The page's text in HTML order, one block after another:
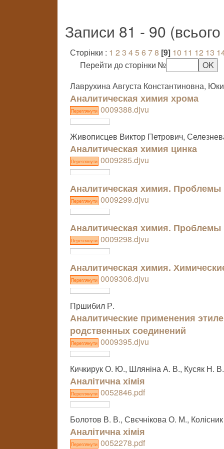
Записи 81 - 90
Сторінки : 1 2 3 45 6 78 [9] 10 11 12 13
Перейти до сторінки №
Лаврухина Августа Константиновна,
Аналитическая химия хрома
Переглянути 0009388.djvu
Живописцев Виктор Петрович,
Аналитическая химия цинка
Переглянути 0009285.djvu
Аналитическая химия.
Переглянути 0009299.djvu
Аналитическая химия.
Переглянути 0009298.djvu
Аналитическая химия.
Переглянути 0009306.djvu
Пршибил Р.
Аналитические применения
родственных соединений
Переглянути 0009395.djvu
Кичкирук О. Ю., Шляніна А. В., Кусяк Н. В.
Аналітична хімія
Переглянути 0052846.pdf
Болотов В. В., Свєчнікова О. М.,
Аналітична хімія
Переглянути 0052278.pdf